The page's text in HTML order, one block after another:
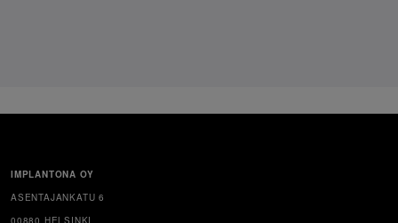
IMPLANTONA OY
ASENTAJANKATU 6
00880 HELSINKI